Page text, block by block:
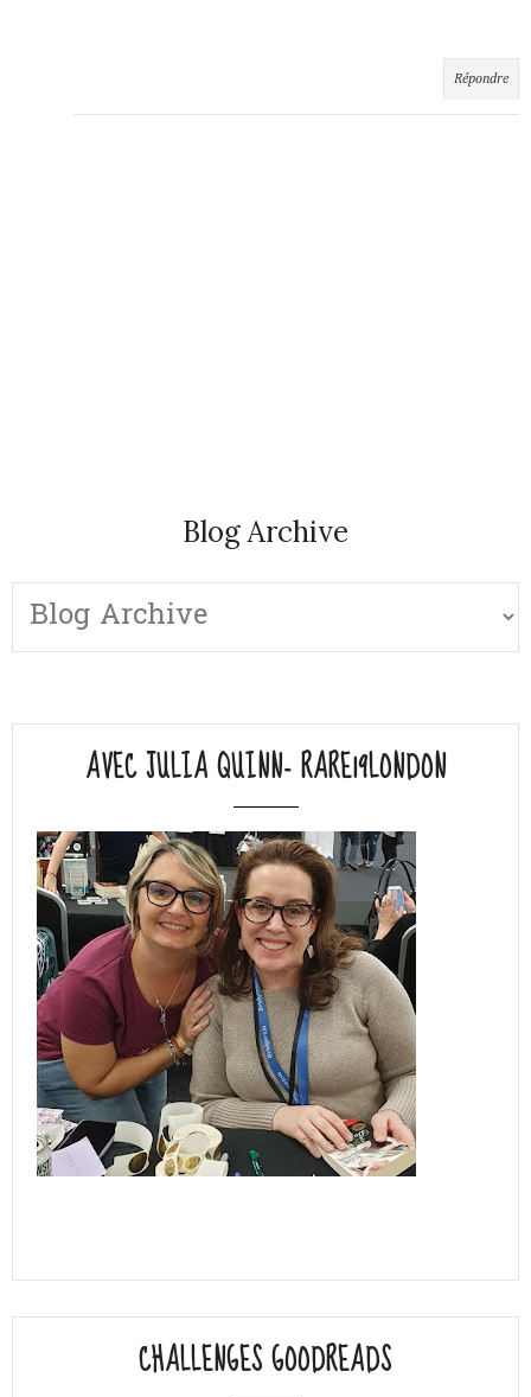
Répondre
Blog Archive
AVEC JULIA QUINN- RARE19LONDON
CHALLENGES GOODREADS